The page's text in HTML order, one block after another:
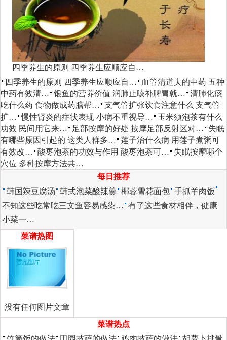
四季养生的原则 四季养生应顺应自…
四季养生的原则 四季养生应顺应自…
血管清道夫的中药 五种
中药有效清… 银鱼的营养价值 润肺止咳补脾胃就… 清肺化痰
吃什么药 食物做成药膳帮… 支气管扩张饮食注意什么 支气管
扩… 慢性肾炎的症状表现 小病不重视导…
玉米须泡茶有什么
功效 民间用它来…
足部按摩的好处 按摩足部反射区对…
失眠
有哪些原因引起的 这类人群多… 莲子治什么病 用莲子煮粥可
有效改… 酸枣泡茶的功效与作用 酸枣泡茶可…
失眠按摩哪个
穴位 多种按摩方法共…
每日推荐
韩国辣豆腐汤 韩式泡菜酸辣羹 椰蓉雪花面包 手抓羊肉饭
不知这些吃常吃三文鱼容易感染… 有了这些食材相伴，健康
小菜一…
菜谱热图
没有任何图片文章
菜谱热点